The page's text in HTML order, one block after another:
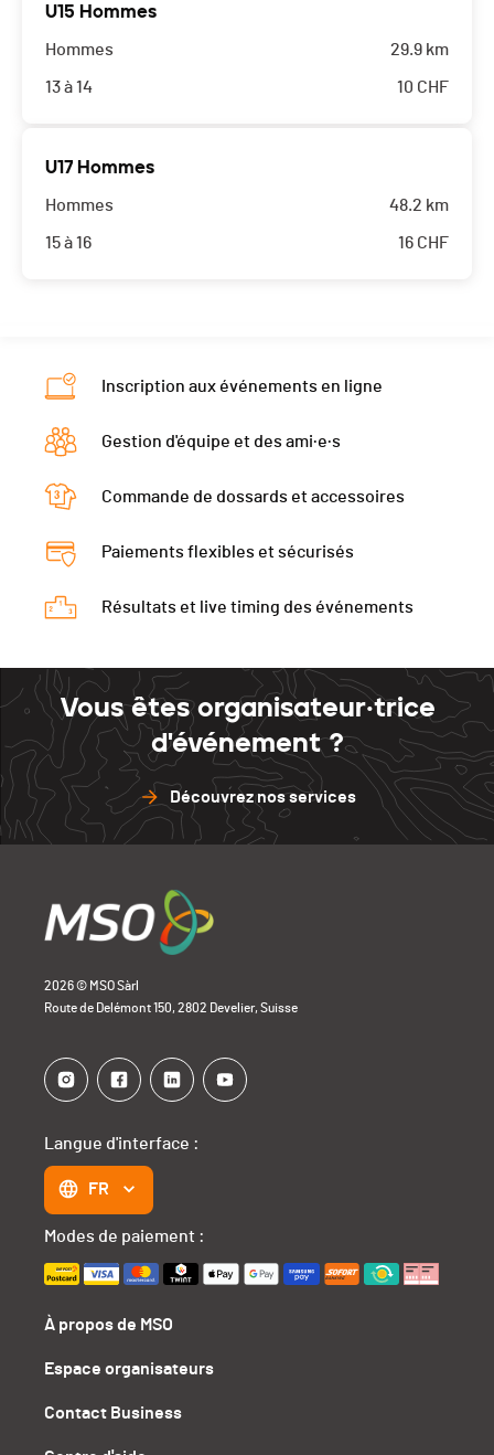
U15 Hommes
Hommes
13 à 14
29.9 km
10 CHF
U17 Hommes
Hommes
15 à 16
48.2 km
16 CHF
Inscription aux événements en ligne
Gestion d'équipe et des ami·e·s
Commande de dossards et accessoires
Paiements flexibles et sécurisés
Résultats et live timing des événements
Vous êtes organisateur·trice
d'événement ?
Découvrez nos services
2026 © MSO Sàrl
Route de Delémont 150, 2802 Develier, Suisse
À propos de MSO
Espace organisateurs
Contact Business
Langue d'interface :
FR
Modes de paiement :